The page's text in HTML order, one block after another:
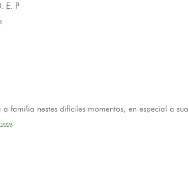
E. P
familia nestes difíciles momentos, en especial a